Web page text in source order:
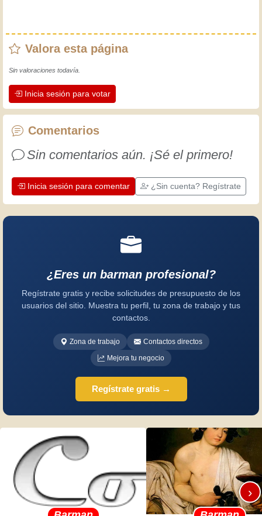
Valora esta página
Sin valoraciones todavía.
Inicia sesión para votar
Comentarios
Sin comentarios aún. ¡Sé el primero!
Inicia sesión para comentar ¿Sin cuenta? Regístrate
¿Eres un barman profesional?
Regístrate gratis y recibe solicitudes de presupuesto de los
usuarios del sitio. Muestra tu perfil, tu zona de trabajo y tus
contactos.
Zona de trabajo
Contactos directos
Mejora tu negocio
Regístrate gratis →
›